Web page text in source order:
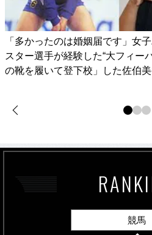
「多かったのは婚姻届です」女
スター選手が経験した“大フィー
の靴を履いて登下校」した佐伯
競馬